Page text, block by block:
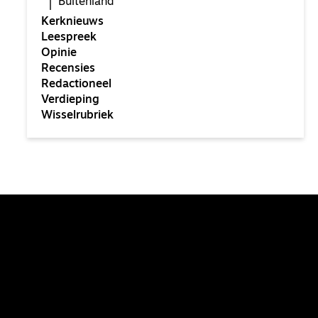
Kerknieuws
Leespreek
Opinie
Recensies
Redactioneel
Verdieping
Wisselrubriek